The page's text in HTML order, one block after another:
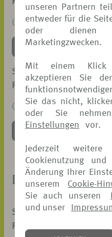
unseren Partnern
entweder für die
oder dienen
Marketingzwecken.
Mit einem
akzeptieren Sie
Sie das nicht,
oder Sie
Einstellungen
vor.
Jederzeit
Cookienutzung
Änderung Ihrer
unserem
Cookie-
Sie auch unseren
und unser
(PDF, 101 KB)
SCHADENANZEIGE
REISEKRANKEN-
(PDF, 91 KB)
DOKUMENTE ZUM
SCHADENANZEIGE
REISERÜCKTRITTS-